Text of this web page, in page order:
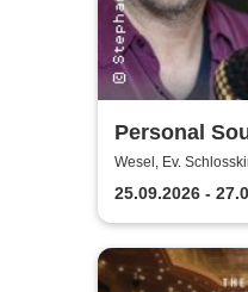
Personal
Festival
Wesel, Ev.
25.09.2026 -